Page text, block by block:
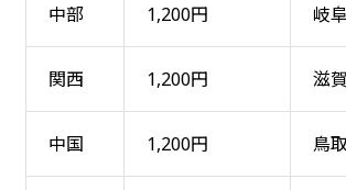
中部 1,200円 岐
関西 1,200円 滋
中国 1,200円 鳥